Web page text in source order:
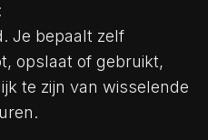
Je bepaalt zelf
opslaat of gebruikt,
te zijn van wisselende